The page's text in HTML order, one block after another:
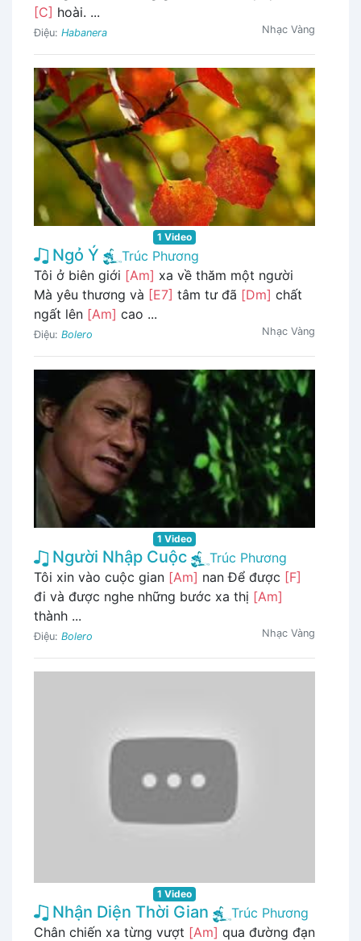
[C] hoài. ...
Điệu: Habanera Nhạc Vàng
1 Video
Ngỏ Ý
Trúc Phương
Tôi ở biên giới [Am] xa về thăm một người
Mà yêu thương và [E7] tâm tư đã [Dm] chất
ngất lên [Am] cao ...
Điệu: Bolero Nhạc Vàng
1 Video
Người Nhập Cuộc
Trúc Phương
Tôi xin vào cuộc gian [Am] nan Để được [F]
đi và được nghe những bước xa thị [Am]
thành ...
Điệu: Bolero Nhạc Vàng
1 Video
Nhận Diện Thời Gian
Trúc Phương
Chân chiến xa từng vượt [Am] qua đường đạn